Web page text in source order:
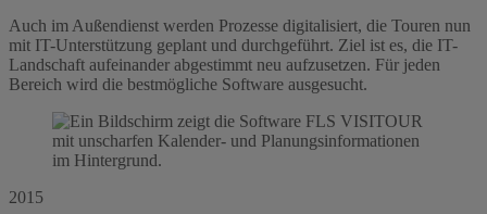
Auch im Außendienst werden Prozesse digitalisiert, die Touren nun
mit IT-Unterstützung geplant und durchgeführt. Ziel ist es, die IT-
Landschaft aufeinander abgestimmt neu aufzusetzen. Für jeden
Bereich wird die bestmögliche Software ausgesucht.
2015